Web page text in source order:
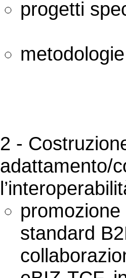
progetti
2 -
adattamento/
standard